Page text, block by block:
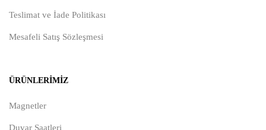
Teslimat ve İade Politikası
Mesafeli Satış Sözleşmesi
ÜRÜNLERIMIZ
Magnetler
Duvar Saatleri